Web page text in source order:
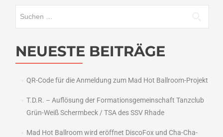
NEUESTE BEITRÄGE
QR-Code für die Anmeldung zum Mad Hot Ballroom-Projekt
T.D.R. – Auflösung der Formationsgemeinschaft Tanzclub
Grün-Weiß Schermbeck / TSA des SSV Rhade
Mad Hot Ballroom wird eröffnet DiscoFox und Cha-Cha-